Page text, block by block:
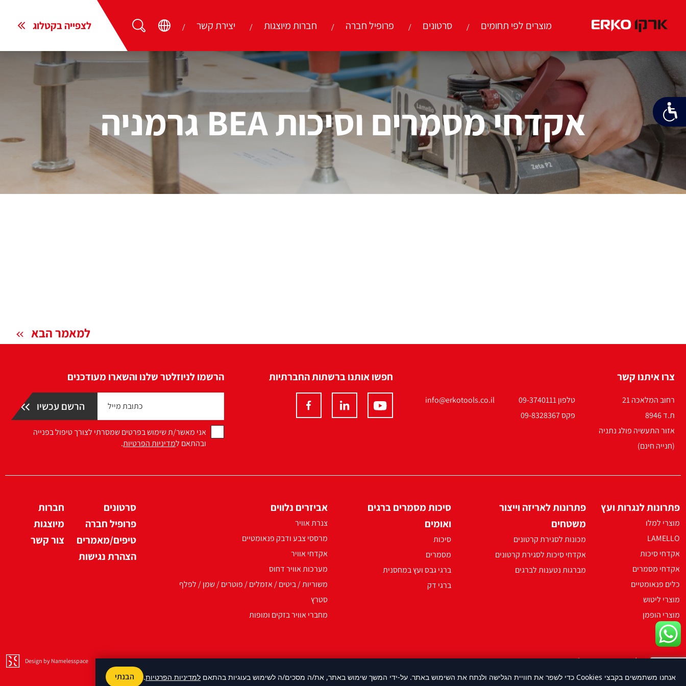
מוצרים לפי תחומים סרטונים פרופיל חברה חברות מיוצגות יצירת קשר לצפייה בקטלוג
אקדחי מסמרים וסיכות BEA גרמניה
למאמר הבא
צרו איתנו קשר
רחוב המלאכה 21
ת.ד 8946
אזור התעשיה פולג נתניה
(חנייה חינם)
טלפון 09-3740111
פקס 09-8328367
info@erkotools.co.il
חפשו אותנו ברשתות החברתיות הרשמו לניוזלטר שלנו והשארו מעודכנים
אני מאשר/ת שימוש בפרטים שמסרתי לצורך טיפול בפנייה
ובהתאם למדיניות הפרטיות.
פתרונות לנגרות ועץ
מוצרי למלו
LAMELLO
אקדחי סיכות
אקדחי מסמרים
כלים פנאומטיים
מוצרי ליטוש
מוצרי הופמן
פתרונות לאריזה וייצור
משטחים
מכונות לסגירת קרטונים
אקדחי סיכות לסגירת קרטונים
מברגות נטענות לברגים
סיכות מסמרים ברגים
ואומים
סיכות
מסמרים
ברגי גבס ועץ במחסנית
ברגי דק
אביזרים נלווים
צנרת אוויר
מרססי צבע ודבק פנאומטיים
אקדחי אוויר
מערכות אוויר דחוס
משוריות / ביטים / אזמלים / פוטרים / שמן / לפלף
סטרץ
מחברי אוויר בזקים ומופות
סרטונים
פרופיל חברה
טיפים/מאמרים
הצהרת נגישות
חברות
מיוצגות
צור קשר
2021 ארקו כל הזכויות שמורות © Design by Namelesspace
אנחנו משתמשים בקבצי Cookies כדי לשפר את חוויית הגלישה ולנתח את השימוש באתר. על-ידי המשך שימוש באתר, את/ה מסכים/ה לשימוש בעוגיות בהתאם למדיניות הפרטיות. הבנתי